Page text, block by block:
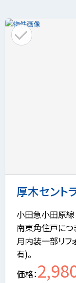
厚木セント
小田急小田原線
南東角住戸につ
月内装一部リフ
有)。
価格